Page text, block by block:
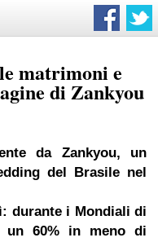
matrimoni e
di Zankyou
da Zankyou, un
del Brasile nel
durante i Mondiali di
un 60% in meno di